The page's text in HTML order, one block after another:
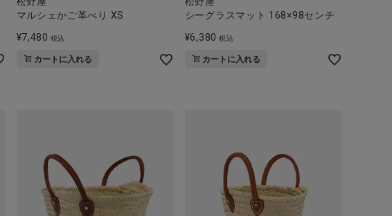
マルシェかご革べり XS
¥7,480 税込
カートに入れる
シーグラスマット 168×98センチ
¥6,380 税込
カートに入れる